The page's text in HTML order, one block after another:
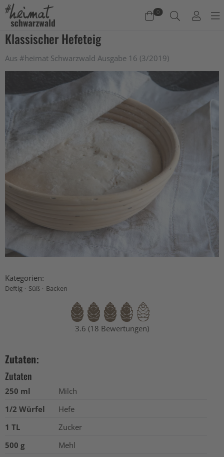
0
Jetzt einkaufen
Klassischer Hefeteig
Aus #heimat Schwarzwald Ausgabe 16 (3/2019)
Kategorien:
Deftig · Süß · Backen
3.6 (18 Bewertungen)
Zutaten:
Zutaten
250 ml
Milch
1/2 Würfel
Hefe
1 TL
Zucker
500 g
Mehl